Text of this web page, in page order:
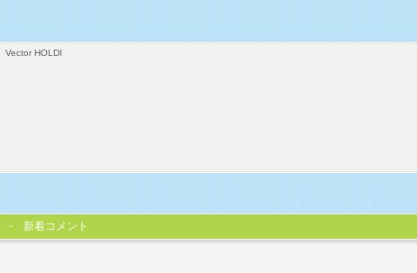
Vector HOLDI
新着コメント